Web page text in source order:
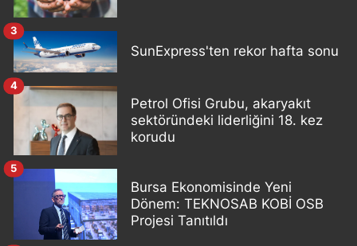
SunExpress'ten rekor hafta sonu
3
Petrol Ofisi Grubu, akaryakıt
sektöründeki liderliğini 18. kez
korudu
4
Bursa Ekonomisinde Yeni
Dönem: TEKNOSAB KOBİ OSB
Projesi Tanıtıldı
5